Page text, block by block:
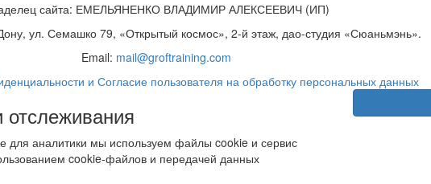
сайта: ЕМЕЛЬЯНЕНКО ВЛАДИМИР АЛЕКСЕЕВИЧ (ИП)
ул. Семашко 79, «Открытый космос», 2-й этаж, дао-студия «Сюаньмэнь».
Email: mail@groftraining.com
и Согласие пользователя на обработку персональных данных
для аналитики мы используем файлы cookie и сервис
cookie-файлов и передачей данных